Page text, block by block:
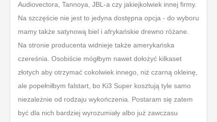
Audiovectora, Tannoya, JBL-a czy jakiejkolwiek innej firmy.
Na szczęście nie jest to jedyna dostępna opcja - do wyboru
mamy także satynową biel i afrykańskie drewno różane.
Na stronie producenta widnieje także amerykańska
czereśnia. Osobiście mógłbym nawet dołożyć kilkaset
złotych aby otrzymać cokolwiek innego, niż czarną okleinę,
ale popełniłbym falstart, bo Ki3 Super kosztują tyle samo
niezależnie od rodzaju wykończenia. Postaram się zatem
być dla nich bardziej wyrozumiały albo już zawczasu